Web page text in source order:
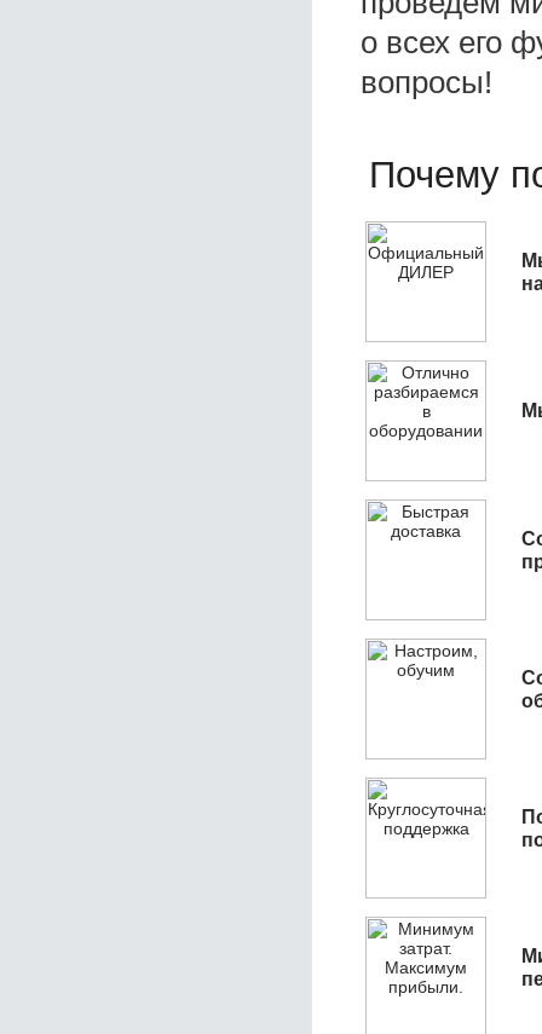
о всех его
вопросы!
Почему